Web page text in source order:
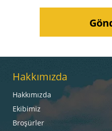
Hakkımızda
Hakkımızda
Ekibimiz
Broşürler